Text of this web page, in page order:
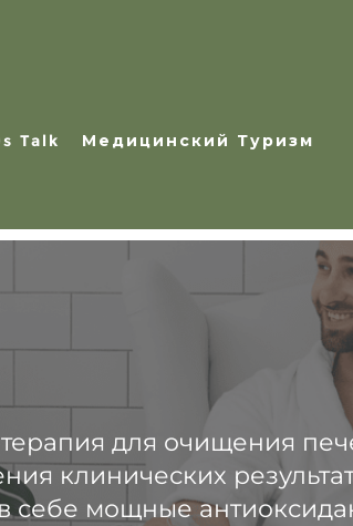
Talk Медицинский Туризм
для очищения
клинических
себе мощные